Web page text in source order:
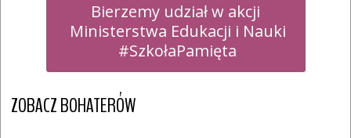
Bierzemy udział w akcji
#SzkołaPamięta
ZOBACZ BOHATERÓW